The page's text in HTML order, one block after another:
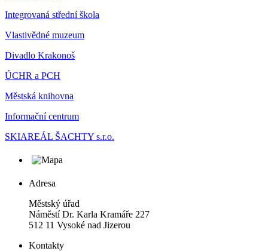
Integrovaná střední škola
Vlastivědné muzeum
Divadlo Krakonoš
ÚCHR a PCH
Městská knihovna
Informační centrum
SKIAREÁL ŠACHTY s.r.o.
Adresa
Městský úřad
Náměstí Dr. Karla Kramáře 227
512 11 Vysoké nad Jizerou
Kontakty